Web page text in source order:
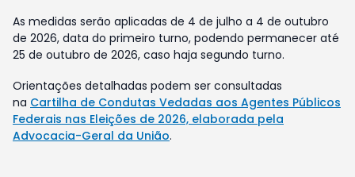
As medidas serão aplicadas de 4 de julho a 4 de outubro
de 2026, data do primeiro turno, podendo permanecer até
25 de outubro de 2026, caso haja segundo turno.
Orientações detalhadas podem ser consultadas
na Cartilha de Condutas Vedadas aos Agentes Públicos
Federais nas Eleições de 2026, elaborada pela
Advocacia-Geral da União.